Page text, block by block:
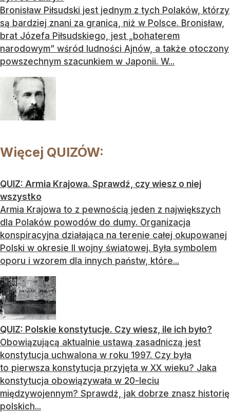
Bronisław Piłsudski jest jednym z tych Polaków, którzy
są bardziej znani za granicą, niż w Polsce. Bronisław,
brat Józefa Piłsudskiego, jest „bohaterem
narodowym” wśród ludności Ajnów, a także otoczony
powszechnym szacunkiem w Japonii. W...
Więcej QUIZÓW:
QUIZ: Armia Krajowa. Sprawdź, czy wiesz o niej
wszystko
Armia Krajowa to z pewnością jeden z największych
dla Polaków powodów do dumy. Organizacja
konspiracyjna działająca na terenie całej okupowanej
Polski w okresie II wojny światowej. Była symbolem
oporu i wzorem dla innych państw, które...
QUIZ: Polskie konstytucje. Czy wiesz, ile ich było?
Obowiązującą aktualnie ustawą zasadniczą jest
konstytucja uchwalona w roku 1997. Czy była
to pierwsza konstytucja przyjęta w XX wieku? Jaka
konstytucja obowiązywała w 20-leciu
międzywojennym? Sprawdź, jak dobrze znasz historię
polskich...